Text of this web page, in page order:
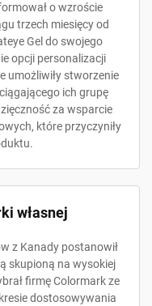
o wzroście
trzech miesięcy od
Gel do swojego
opcji personalizacji
umożliwiły stworzenie
ich grupę
za wsparcie
które przyczyniły
własnej
z Kanady postanowił
skupioną na wysokiej
firmę Colormark ze
dostosowywania